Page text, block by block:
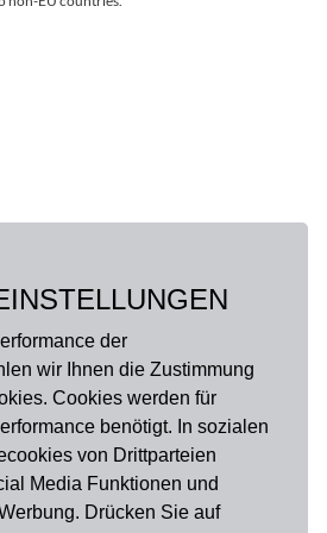
der
wir Ihnen die Zustimmung
Cookies werden für
benötigt. In sozialen
von Drittparteien
Media Funktionen und
Drücken Sie auf